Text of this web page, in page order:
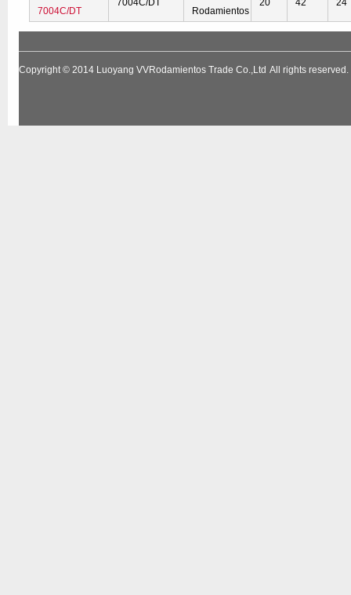
7004C/DT
7004C/DT
Rodamientos
20 42 24
Copyright © 2014 Luoyang VVRodamientos Trade Co.,Ltd All rights